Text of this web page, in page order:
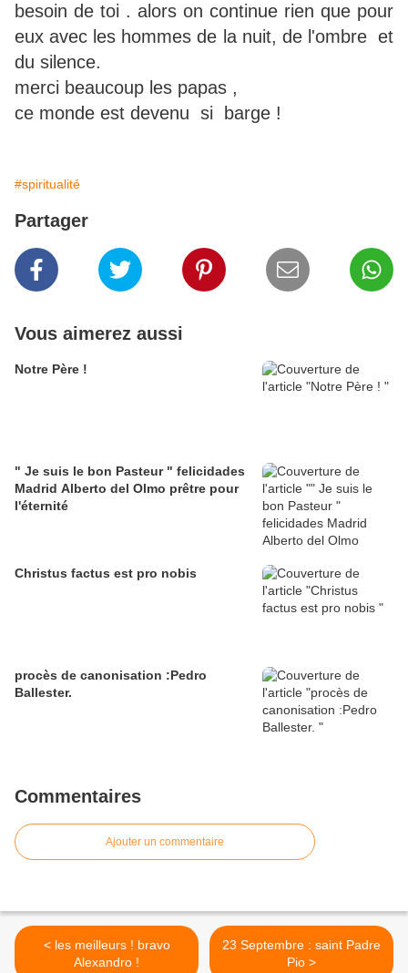
besoin de toi . alors on continue rien que pour
eux avec les hommes de la nuit, de l'ombre et
du silence.
merci beaucoup les papas ,
ce monde est devenu si barge !
#spiritualité
Partager
Vous aimerez aussi
Notre Père !
" Je suis le bon Pasteur " felicidades
Madrid Alberto del Olmo prêtre pour
l'éternité
Christus factus est pro nobis
procès de canonisation :Pedro
Ballester.
Commentaires
Ajouter un commentaire
< les meilleurs ! bravo
Alexandro !
23 Septembre : saint Padre
Pio >